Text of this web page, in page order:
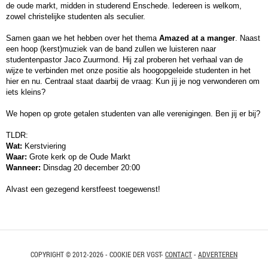
de oude markt, midden in studerend Enschede. Iedereen is welkom,
zowel christelijke studenten als seculier.
Samen gaan we het hebben over het thema Amazed at a manger. Naast
een hoop (kerst)muziek van de band zullen we luisteren naar
studentenpastor Jaco Zuurmond. Hij zal proberen het verhaal van de
wijze te verbinden met onze positie als hoogopgeleide studenten in het
hier en nu. Centraal staat daarbij de vraag: Kun jij je nog verwonderen om
iets kleins?
We hopen op grote getalen studenten van alle verenigingen. Ben jij er bij?
TLDR:
Wat: Kerstviering
Waar: Grote kerk op de Oude Markt
Wanneer: Dinsdag 20 december 20:00
Alvast een gezegend kerstfeest toegewenst!
COPYRIGHT © 2012-2026 - COOKIE DER VGST- CONTACT- ADVERTEREN